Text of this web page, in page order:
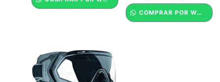
COMPRAR POR WHATSAPP